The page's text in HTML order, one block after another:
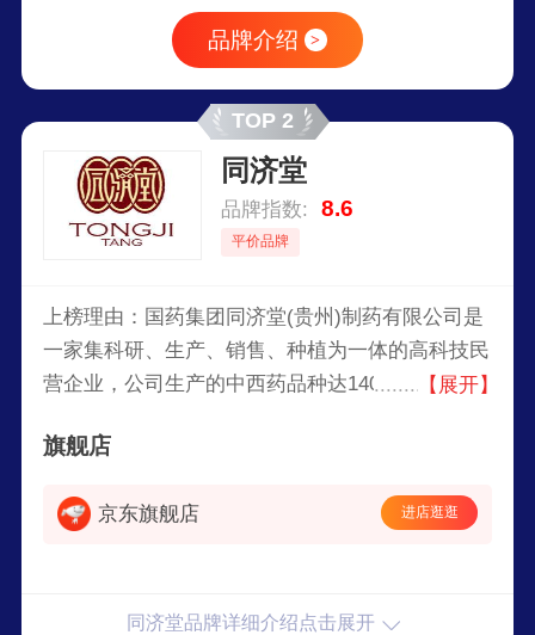
品牌介绍 >
TOP 2
同济堂
品牌指数: 8.6
平价品牌
上榜理由：国药集团同济堂(贵州)制药有限公司是
一家集科研、生产、销售、种植为一体的高科技民
营企业，公司生产的中西药品种达140多个，在新
的中心实验室用于新药的研制和现有药品的二次开
专业技术人才，为公司长远发展奠定了坚实的基
【展开】
旗舰店
京东旗舰店 进店逛逛
同济堂品牌详细介绍点击展开